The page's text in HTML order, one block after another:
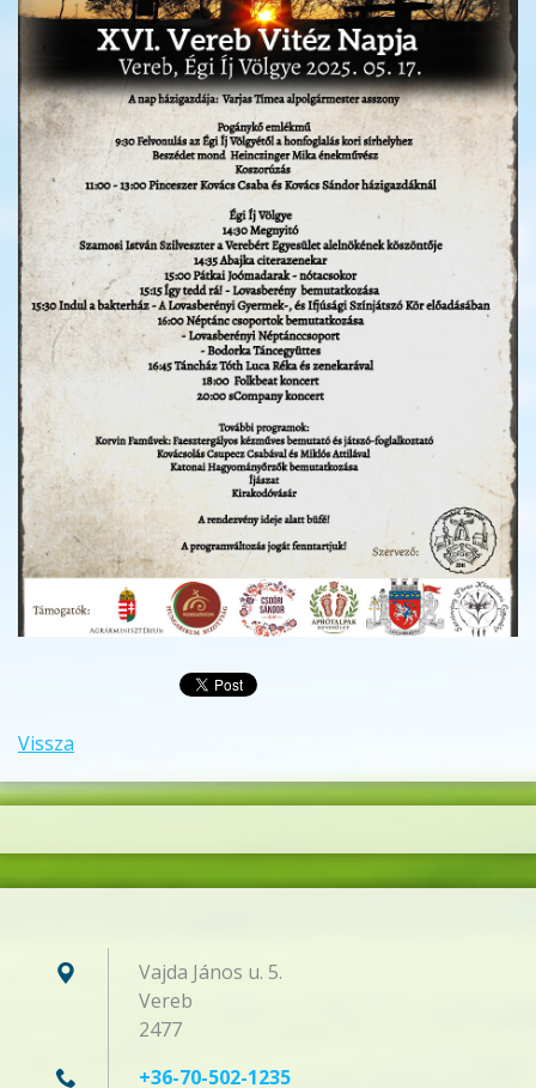
Vissza
Vajda János u. 5.
Vereb
2477
+36-70-502-1235